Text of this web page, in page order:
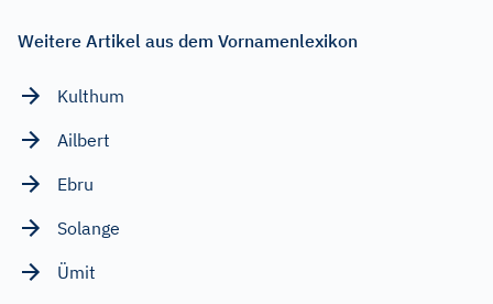
Weitere Artikel aus dem Vornamenlexikon
Kulthum
Ailbert
Ebru
Solange
Ümit